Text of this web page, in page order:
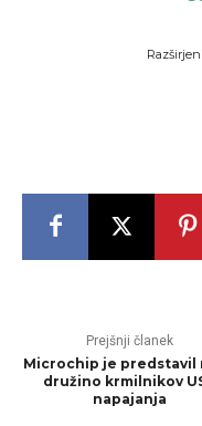
Prejšnji članek
Microchip je predstavil
družino krmilnikov
napajanja